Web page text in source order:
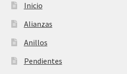
Inicio
Alianzas
Anillos
Pendientes